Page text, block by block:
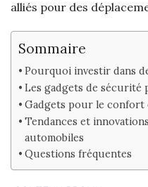
alliés pour des
Sommaire
Pourquoi investir dans
Les gadgets de
Gadgets pour le confort
Tendances et
automobiles
Questions fréquentes